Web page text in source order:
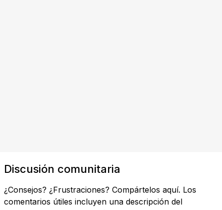
Discusión comunitaria
¿Consejos? ¿Frustraciones? Compártelos aquí. Los
comentarios útiles incluyen una descripción del